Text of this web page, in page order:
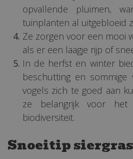
opvallende pluimen,
tuinplanten al uitgebloeid
Ze zorgen voor een mooi
als er een laagje rijp of
In de herfst en winter
beschutting en sommige
vogels zich te goed aan
ze belangrijk voor
biodiversiteit.
Snoeitip